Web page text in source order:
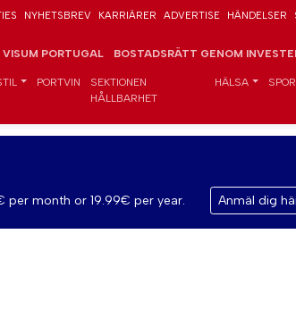
NYHETSBREV KARRIÄRER ADVERTISE HÄNDELSER
VISUM PORTUGAL BOSTADSRÄTT GENOM
PORTVIN
SEKTIONEN
HÅLLBARHET
HÄLSA
per month or 19.99€ per year. Anmäl dig